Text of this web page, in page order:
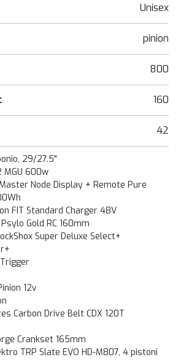
Unisex
pinion
800
160
42
29/27.5"
MGU 600w
Node Display + Remote Pure
FIT Standard Charger 48V
Gold RC 160mm
Super Deluxe Select+
12v
Carbon Drive Belt CDX 120T
Crankset 165mm
TRP Slate EVO HD-M807, 4 pistoni